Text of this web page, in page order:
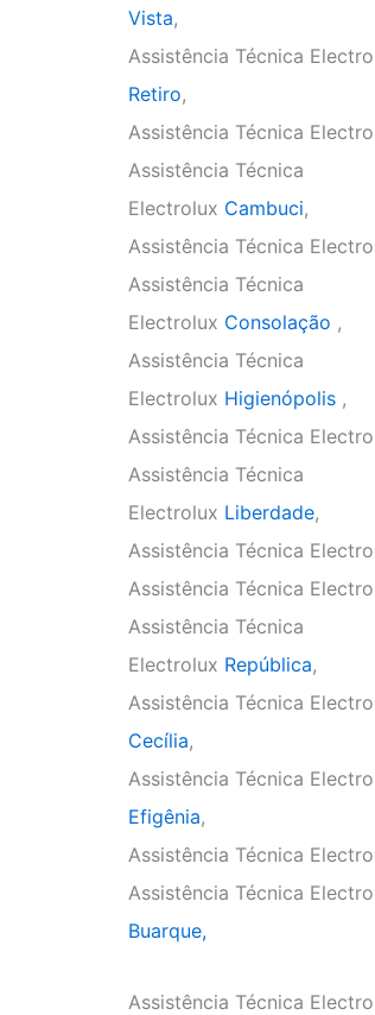
Vista,
Assistência Técnica
Retiro,
Assistência Técnica
Assistência Técnica
Electrolux Cambuci,
Assistência Técnica
Assistência Técnica
Electrolux Consolação ,
Assistência Técnica
Electrolux Higienópolis ,
Assistência Técnica
Assistência Técnica
Electrolux Liberdade,
Assistência Técnica
Assistência Técnica
Assistência Técnica
Electrolux República,
Assistência Técnica
Cecília,
Assistência Técnica
Efigênia,
Assistência Técnica
Assistência Técnica
Buarque,
Assistência Técnica